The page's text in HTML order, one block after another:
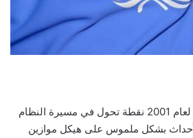
شكلت أحداث 11 سبتمبر لعام 2001 نقطة تحول في مسيرة النظام
بشكل ملموس على هيكل موازين